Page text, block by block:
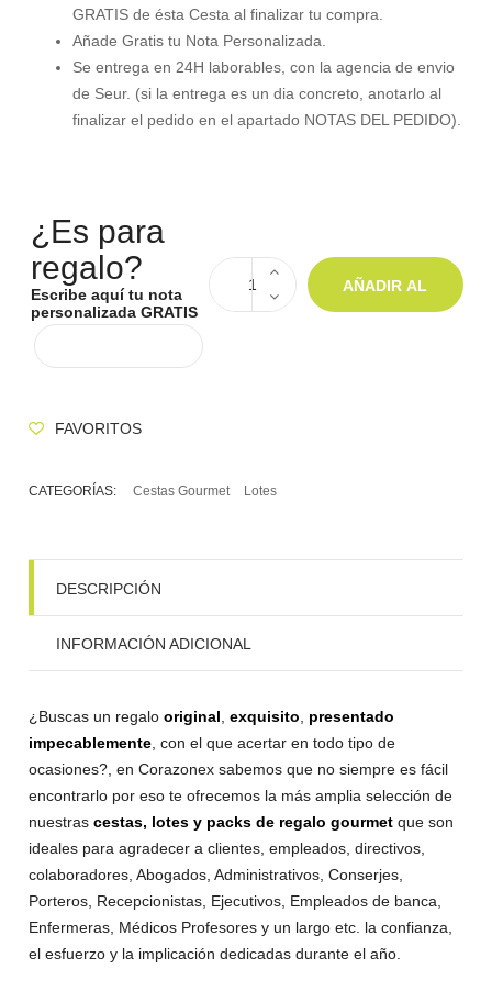
GRATIS de ésta Cesta al finalizar tu compra.
Añade Gratis tu Nota Personalizada.
Se entrega en 24H laborables, con la agencia de envio
de Seur. (si la entrega es un dia concreto, anotarlo al
finalizar el pedido en el apartado NOTAS DEL PEDIDO).
¿Es para
regalo?
Escribe aquí tu nota
personalizada GRATIS
AÑADIR AL
FAVORITOS
CATEGORÍAS: Cestas Gourmet Lotes
DESCRIPCIÓN
INFORMACIÓN ADICIONAL
¿Buscas un regalooriginal ,exquisito
presentado
impecablemente , con el que acertar en todo tipo de
ocasiones?, en Corazonex sabemos que no siempre es fácil
encontrarlo por eso te ofrecemos la más amplia selección de
nuestrascestas, lotes y packs de regalo gourmet que son
ideales para agradecer a clientes, empleados, directivos,
colaboradores, Abogados, Administrativos, Conserjes,
Porteros, Recepcionistas, Ejecutivos, Empleados de banca,
Enfermeras, Médicos Profesores y un largo etc. la confianza,
el esfuerzo y la implicación dedicadas durante el año.